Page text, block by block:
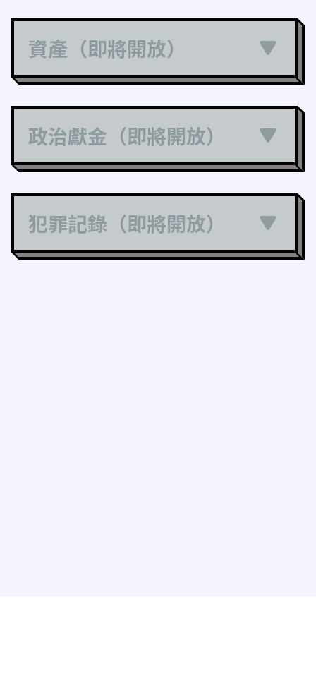
資產（即將開放）
政治獻金（即將開放）
犯罪記錄（即將開放）